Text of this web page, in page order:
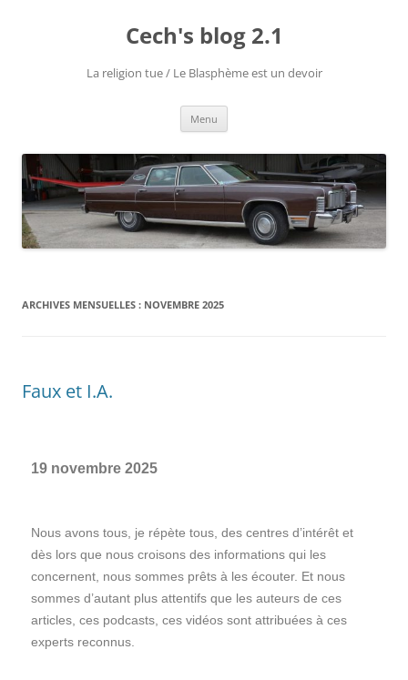
Cech's blog 2.1
La religion tue / Le Blasphème est un devoir
Menu
ARCHIVES MENSUELLES : NOVEMBRE 2025
Faux et I.A.
19 novembre 2025
Nous avons tous, je répète tous, des centres d’intérêt et
dès lors que nous croisons des informations qui les
concernent, nous sommes prêts à les écouter. Et nous
sommes d’autant plus attentifs que les auteurs de ces
articles, ces podcasts, ces vidéos sont attribuées à ces
experts reconnus.